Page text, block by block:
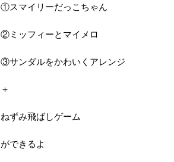
①スマイリーだっこちゃん
②ミッフィーとマイメロ
③サンダルをかわいくアレンジ
＋
ねずみ飛ばしゲーム
ができるよ